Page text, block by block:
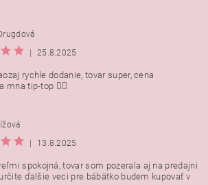
|
25.8.2025
rychle dodanie, tovar super, cena
mna tip-top 👍🏻
|
13.8.2025
spokojná, tovar som pozerala aj na predajni
ďalšie veci pre bábätko budem kupovať v